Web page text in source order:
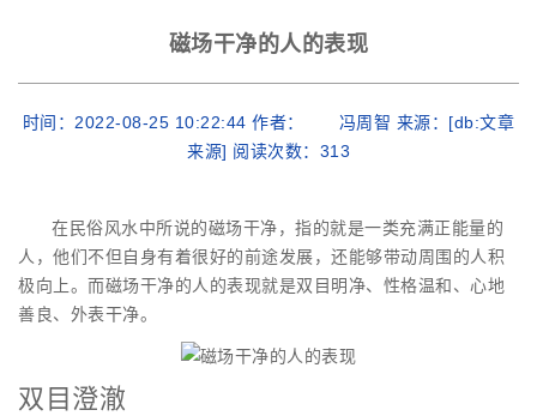
磁场干净的人的表现
时间：2022-08-25 10:22:44 作者： 冯周智 来源：[db:文章
来源] 阅读次数： 313
在民俗风水中所说的磁场干净，指的就是一类充满正能量的
人，他们不但自身有着很好的前途发展，还能够带动周围的人积
极向上。而磁场干净的人的表现就是双目明净、性格温和、心地
善良、外表干净。
双目澄澈